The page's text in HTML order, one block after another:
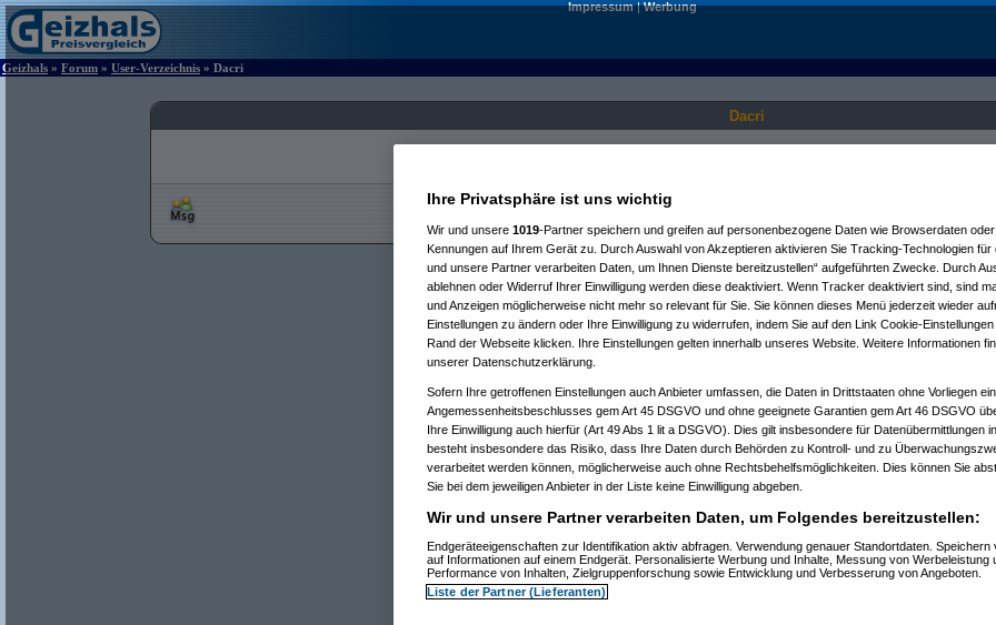
Impressum|Werbung
Geizhals » Forum » User-Verzeichnis » Dacri
Dacri
Ihre Privatsphäre ist uns wichtig
Wir und unsere 1019-Partner speichern und greifen auf personenbezogene Daten wie Browserdaten
Kennungen auf Ihrem Gerät zu. Durch Auswahl von Akzeptieren aktivieren Sie Tracking-Technologien für
und unsere Partner verarbeiten Daten, um Ihnen Dienste bereitzustellen“ aufgeführten Zwecke. Durch
ablehnen oder Widerruf Ihrer Einwilligung werden diese deaktiviert. Wenn Tracker deaktiviert sind, sind
und Anzeigen möglicherweise nicht mehr so relevant für Sie. Sie können dieses Menü jederzeit wieder
Einstellungen zu ändern oder Ihre Einwilligung zu widerrufen, indem Sie auf den Link Cookie-
Rand der Webseite klicken. Ihre Einstellungen gelten innerhalb unseres Website. Weitere Informationen
unserer Datenschutzerklärung.
Sofern Ihre getroffenen Einstellungen auch Anbieter umfassen, die Daten in Drittstaaten ohne Vorliegen
Angemessenheitsbeschlusses gem Art 45 DSGVO und ohne geeignete Garantien gem Art 46 DSGVO
Ihre Einwilligung auch hierfür (Art 49 Abs 1 lit a DSGVO). Dies gilt insbesondere für Datenübermittlungen
besteht insbesondere das Risiko, dass Ihre Daten durch Behörden zu Kontroll- und zu
verarbeitet werden können, möglicherweise auch ohne Rechtsbehelfsmöglichkeiten. Dies können Sie
Sie bei dem jeweiligen Anbieter in der Liste keine Einwilligung abgeben.
Wir und unsere Partner verarbeiten Daten, um Folgendes bereitzustellen:
Endgeräteeigenschaften zur Identifikation aktiv abfragen. Verwendung genauer Standortdaten. Speichern
auf Informationen auf einem Endgerät. Personalisierte Werbung und Inhalte, Messung von Werbeleistung
Performance von Inhalten, Zielgruppenforschung sowie Entwicklung und Verbesserung von Angeboten.
Liste der Partner (Lieferanten)